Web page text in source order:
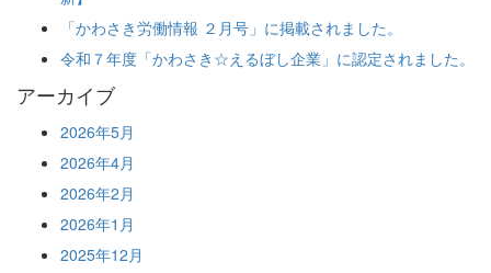
「かわさき労働情報 ２月号」に掲載されました。
令和７年度「かわさき☆えるぼし企業」に認定されました。
アーカイブ
2026年5月
2026年4月
2026年2月
2026年1月
2025年12月